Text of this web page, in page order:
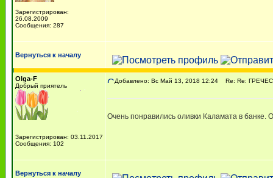
Зарегистрирован:
26.08.2009
Сообщения: 287
Вернуться к началу
Olga-F
Добрый приятель
Зарегистрирован: 03.11.2017
Сообщения: 102
Добавлено: Вс Май 13, 2018 12:24 Re: Re:
Очень понравились оливки Каламата в банке.
Вернуться к началу